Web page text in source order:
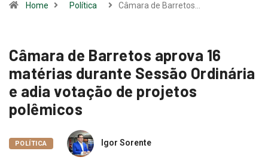
Home Política Câmara de Barretos…
Câmara de Barretos aprova 16
matérias durante Sessão Ordinária
e adia votação de projetos
polêmicos
POLÍTICA Igor Sorente